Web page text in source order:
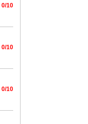
0/10
0/10
0/10